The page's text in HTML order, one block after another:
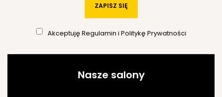
ZAPISZ SIĘ
Akceptuję Regulamin i Politykę Prywatności
Nasze salony